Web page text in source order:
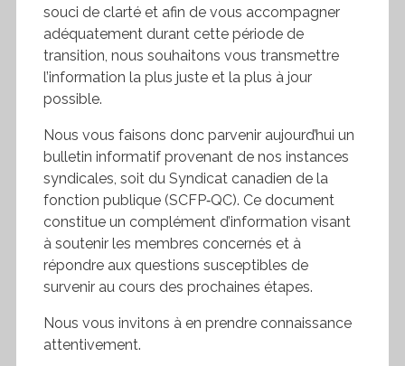
souci de clarté et afin de vous accompagner
adéquatement durant cette période de
transition, nous souhaitons vous transmettre
l’information la plus juste et la plus à jour
possible.
Nous vous faisons donc parvenir aujourd’hui un
bulletin informatif provenant de nos instances
syndicales, soit du Syndicat canadien de la
fonction publique (SCFP‑QC). Ce document
constitue un complément d’information visant
à soutenir les membres concernés et à
répondre aux questions susceptibles de
survenir au cours des prochaines étapes.
Nous vous invitons à en prendre connaissance
attentivement.